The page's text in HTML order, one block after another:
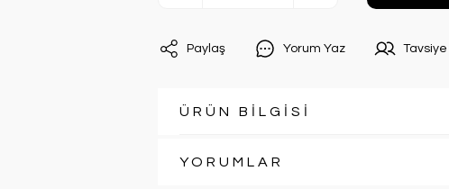
Paylaş Yorum Yaz Tavsiye
ÜRÜN BİLGİSİ
YORUMLAR